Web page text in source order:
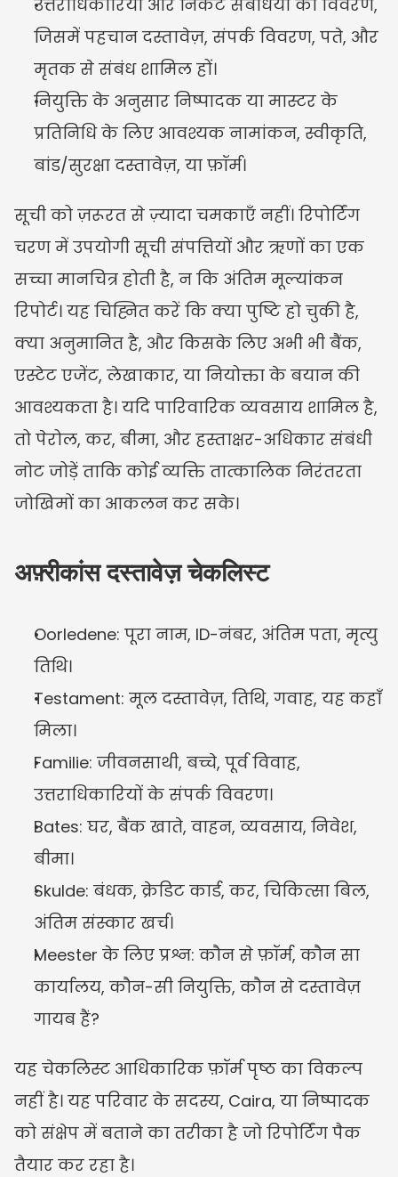
उत्तराधिकारियों और निकट संबंधियों का विवरण,
जिसमें पहचान दस्तावेज़, संपर्क विवरण, पते, और
मृतक से संबंध शामिल हों।
नियुक्ति के अनुसार निष्पादक या मास्टर के
प्रतिनिधि के लिए आवश्यक नामांकन, स्वीकृति,
बांड/सुरक्षा दस्तावेज़, या फ़ॉर्म।
सूची को ज़रूरत से ज़्यादा चमकाएँ नहीं। रिपोर्टिंग
चरण में उपयोगी सूची संपत्तियों और ऋणों का एक
सच्चा मानचित्र होती है, न कि अंतिम मूल्यांकन
रिपोर्ट। यह चिह्नित करें कि क्या पुष्टि हो चुकी है,
क्या अनुमानित है, और किसके लिए अभी भी बैंक,
एस्टेट एजेंट, लेखाकार, या नियोक्ता के बयान की
आवश्यकता है। यदि पारिवारिक व्यवसाय शामिल है,
तो पेरोल, कर, बीमा, और हस्ताक्षर-अधिकार संबंधी
नोट जोड़ें ताकि कोई व्यक्ति तात्कालिक निरंतरता
जोखिमों का आकलन कर सके।
अफ़्रीकांस दस्तावेज़ चेकलिस्ट
Oorledene: पूरा नाम, ID-नंबर, अंतिम पता, मृत्यु
तिथि।
Testament: मूल दस्तावेज़, तिथि, गवाह, यह कहाँ
मिला।
Familie: जीवनसाथी, बच्चे, पूर्व विवाह,
उत्तराधिकारियों के संपर्क विवरण।
Bates: घर, बैंक खाते, वाहन, व्यवसाय, निवेश,
बीमा।
Skulde: बंधक, क्रेडिट कार्ड, कर, चिकित्सा बिल,
अंतिम संस्कार खर्च।
Meester के लिए प्रश्न: कौन से फ़ॉर्म, कौन सा
कार्यालय, कौन-सी नियुक्ति, कौन से दस्तावेज़
गायब हैं?
यह चेकलिस्ट आधिकारिक फ़ॉर्म पृष्ठ का विकल्प
नहीं है। यह परिवार के सदस्य, Caira, या निष्पादक
को संक्षेप में बताने का तरीका है जो रिपोर्टिंग पैक
तैयार कर रहा है।